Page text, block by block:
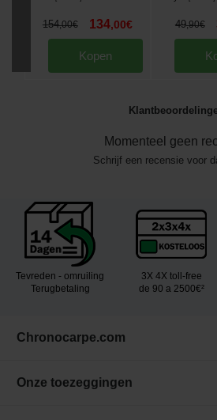
154,00€ 134,00€
Kopen
49,90€
Momenteel geen
Schrijf een recensie voor
Tevreden - omruiling
Terugbetaling
3X 4X toll-free
de 90 a 2500€²
Chronocarpe.com
Onze toezeggingen